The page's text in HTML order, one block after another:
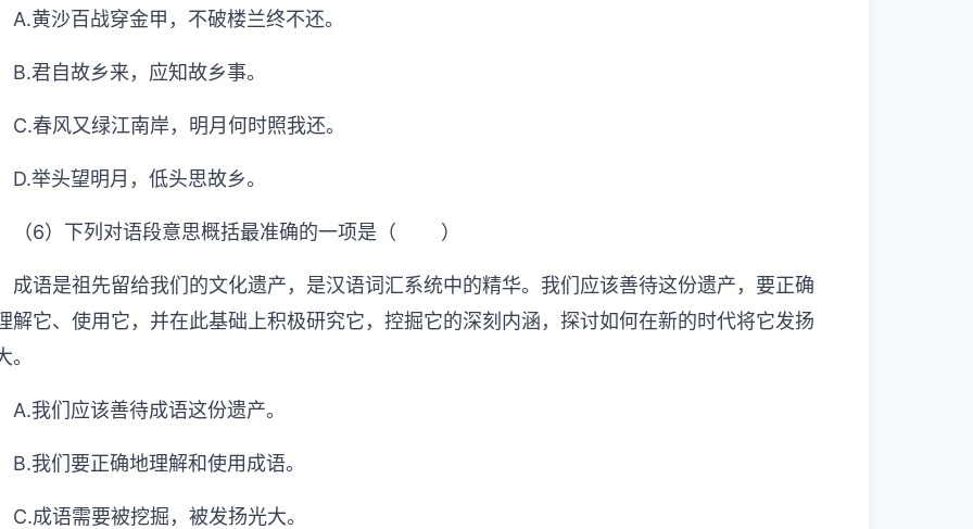
A.黄沙百战穿金甲，不破楼兰终不还。
B.君自故乡来，应知故乡事。
C.春风又绿江南岸，明月何时照我还。
D.举头望明月，低头思故乡。
（6）下列对语段意思概括最准确的一项是（ ）
成语是祖先留给我们的文化遗产，是汉语词汇系统中的精华。我们应该善待这份遗产，要正确
解它、使用它，并在此基础上积极研究它，控掘它的深刻内涵，探讨如何在新的时代将它发扬
。
A.我们应该善待成语这份遗产。
B.我们要正确地理解和使用成语。
C.成语需要被挖掘，被发扬光大。